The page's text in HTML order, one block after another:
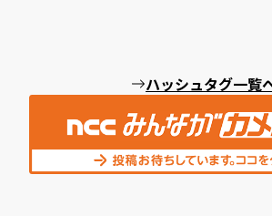
ハッシュタグ一覧